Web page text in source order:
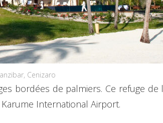
Cenizaro
bordées de palmiers. Ce refuge de
International Airport.